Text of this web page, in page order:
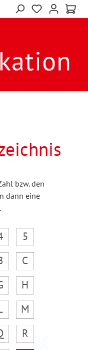
bzw. den
dann eine
5
C
H
M
R